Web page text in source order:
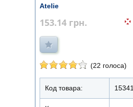
Atelie
153.14 грн.
(22 голоса)
Код товара: 15341